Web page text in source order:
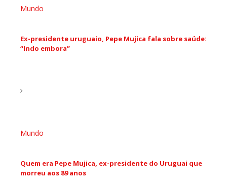
Mundo
Ex-presidente uruguaio, Pepe Mujica fala sobre saúde:
“Indo embora”
Mundo
Quem era Pepe Mujica, ex-presidente do Uruguai que
morreu aos 89 anos